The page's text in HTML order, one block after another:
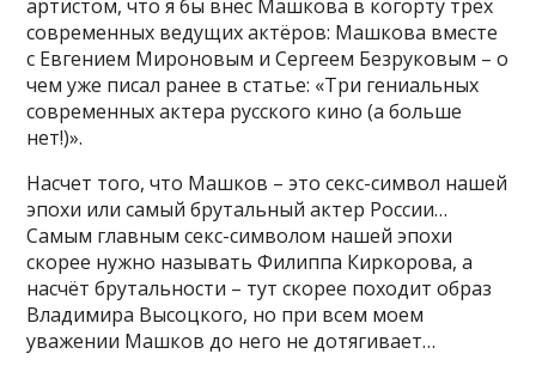
артистом, что я бы внес Машкова в когорту трех
современных ведущих актёров: Машкова вместе
с Евгением Мироновым и Сергеем Безруковым – о
чем уже писал ранее в статье: «Три гениальных
современных актера русского кино (а больше
нет!)».
Насчет того, что Машков – это секс-символ нашей
эпохи или самый брутальный актер России…
Самым главным секс-символом нашей эпохи
скорее нужно называть Филиппа Киркорова, а
насчёт брутальности – тут скорее походит образ
Владимира Высоцкого, но при всем моем
уважении Машков до него не дотягивает…